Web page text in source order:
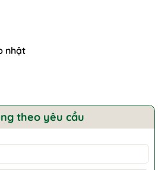
nhật
theo yêu cầu